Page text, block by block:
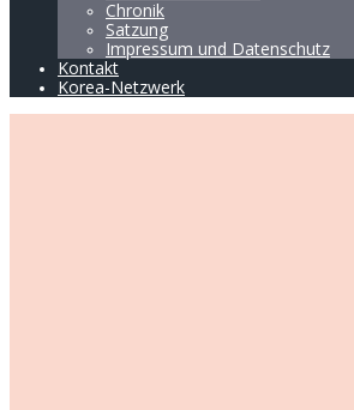
Chronik
Satzung
Impressum und Datenschutz
Kontakt
Korea-Netzwerk